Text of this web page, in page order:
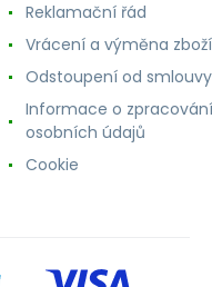
Reklamační řád
Vrácení a výměna zboží
Odstoupení od smlouvy
Informace o zpracování
osobních údajů
Cookie